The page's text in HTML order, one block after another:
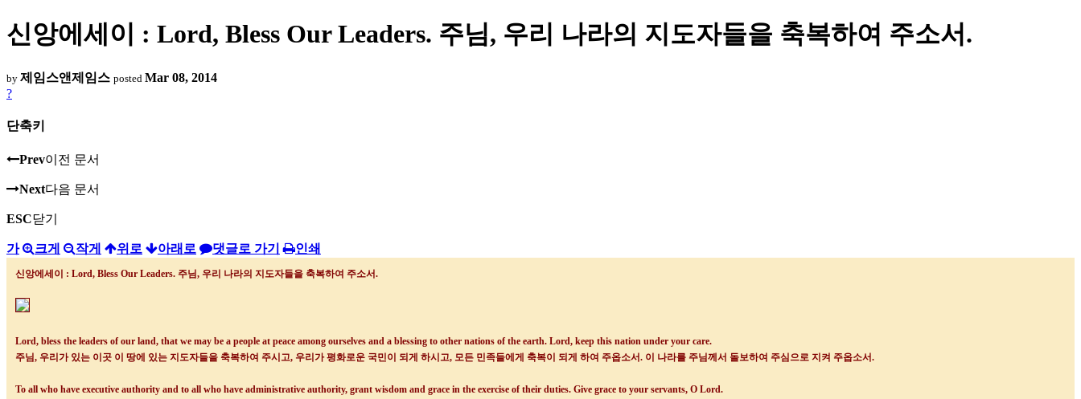
신앙에세이 : Lord, Bless Our Leaders. 주님, 우리 나라의 지도자들을 축복하여 주소서.
by 제임스앤제임스 posted Mar 08, 2014
?
단축키
Prev이전 문서
Next다음 문서
ESC닫기
가 크게 작게 위로 아래로 댓글로 가기 인쇄
신앙에세이 : Lord, Bless Our Leaders. 주님, 우리 나라의 지도자들을 축복하여 주소서.
Lord, bless the leaders of our land, that we may be a people at peace among ourselves and a blessing to other nations of the earth. Lord, keep this nation under your care.
주님, 우리가 있는 이곳 이 땅에 있는 지도자들을 축복하여 주시고, 우리가 평화로운 국민이 되게 하시고, 모든 민족들에게 축복이 되게 하여 주옵소서. 이 나라를 주님께서 돌보하여 주심으로 지켜 주옵소서.
To all who have executive authority and to all who have administrative authority, grant wisdom and grace in the exercise of their duties. Give grace to your servants, O Lord.